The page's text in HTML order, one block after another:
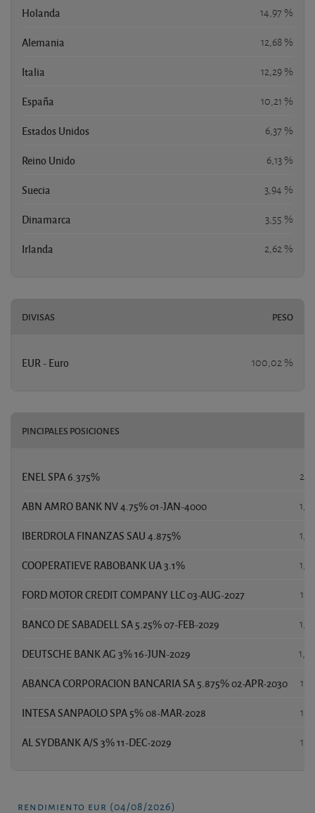
Holanda 14,97 %
Alemania 12,68 %
Italia 12,29 %
España 10,21 %
Estados Unidos 6,37 %
Reino Unido 6,13 %
Suecia 3,94 %
Dinamarca 3,55 %
Irlanda 2,62 %
DIVISAS PESO
EUR - Euro 100,02 %
PINCIPALES POSICIONES
ENEL SPA 6.375%
ABN AMRO BANK NV 4.75% 01-JAN-4000
IBERDROLA FINANZAS SAU 4.875%
COOPERATIEVE RABOBANK UA 3.1%
FORD MOTOR CREDIT COMPANY LLC 03-AUG-2027
BANCO DE SABADELL SA 5.25% 07-FEB-2029
DEUTSCHE BANK AG 3% 16-JUN-2029
ABANCA CORPORACION BANCARIA SA 5.875% 02-APR-2030
INTESA SANPAOLO SPA 5% 08-MAR-2028
AL SYDBANK A/S 3% 11-DEC-2029
rendimiento eur (04/08/2026)